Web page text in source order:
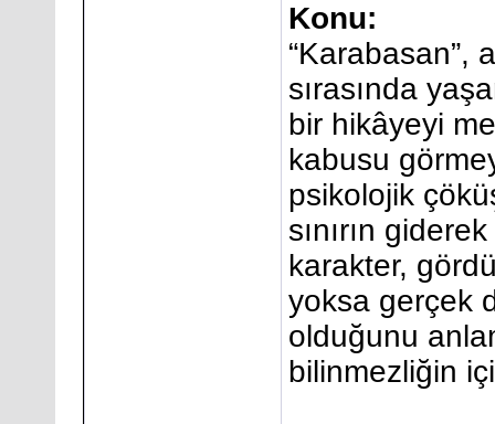
Konu:
“Karabasan”,
sırasında
bir hikâyeyi
kabusu
psikolojik
sınırın
karakter,
yoksa gerçek
olduğunu
bilinmezliğin